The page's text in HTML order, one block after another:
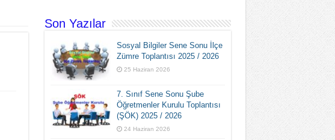
Son Yazılar
Sosyal Bilgiler Sene Sonu İlçe
Zümre Toplantısı 2025 / 2026
25 Haziran 2026
7. Sınıf Sene Sonu Şube
Öğretmenler Kurulu Toplantısı
(ŞÖK) 2025 / 2026
24 Haziran 2026